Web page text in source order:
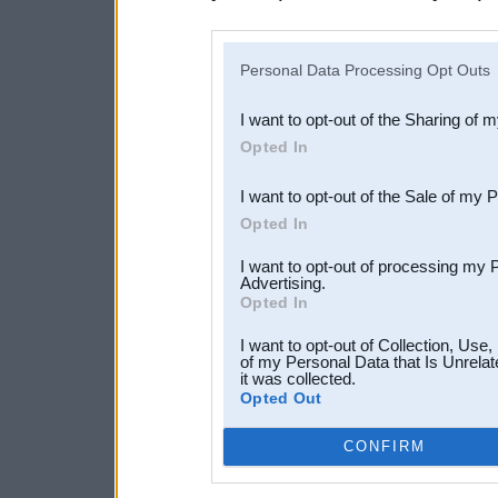
Downstream Participants
third parties.
Personal Data Processing Opt Outs
I want to opt-out of the Sharing of
Opted In
I want to opt-out of the Sale of my
Opted In
I want to opt-out of processing my
Advertising.
Opted In
I want to opt-out of Collection,
of my Personal Data that Is
it was collected.
Opted Out
CONFIRM